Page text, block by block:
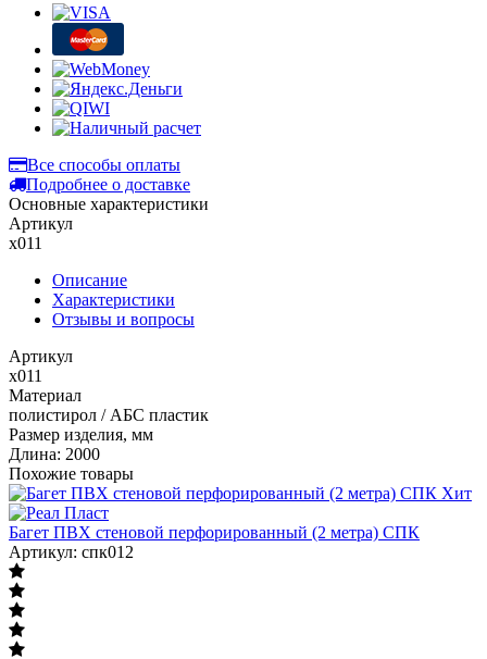
Все способы оплаты
Подробнее о доставке
Основные характеристики
Артикул
х011
Описание
Характеристики
Отзывы и вопросы
Артикул
х011
Материал
полистирол / АБС пластик
Размер изделия, мм
Длина: 2000
Похожие товары
Хит
Багет ПВХ стеновой перфорированный (2 метра) СПК
Артикул: спк012